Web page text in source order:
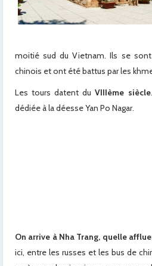
moitié sud du Vietnam. Ils se
chinois et ont été battus par les
Les tours datent duVIIIème siècle
dédiée à la déesse Yan Po Nagar.
On arrive à Nha Trang, quelle
ici, entre les russes et les bus de